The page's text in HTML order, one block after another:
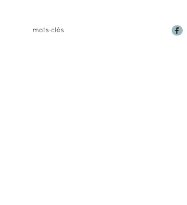
mots-clés